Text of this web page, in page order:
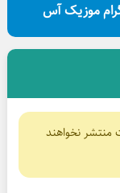
موزیک آس
نخواهند